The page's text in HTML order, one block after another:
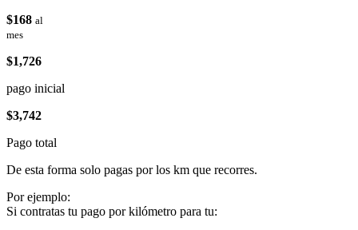
$168 al
mes
$1,726
pago inicial
$3,742
Pago total
De esta forma solo pagas por los km que recorres.
Por ejemplo:
Si contratas tu pago por kilómetro para tu: